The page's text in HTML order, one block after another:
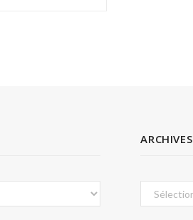
ARCHIVES
Archives